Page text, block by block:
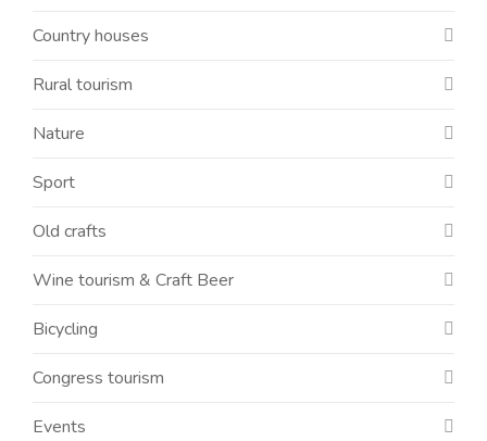
Country houses
Rural tourism
Nature
Sport
Old crafts
Wine tourism & Craft Beer
Bicycling
Congress tourism
Events